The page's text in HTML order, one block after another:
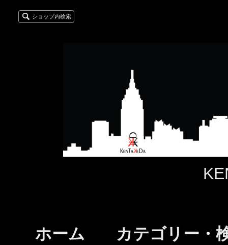
ショップ内検索
ホーム カテゴリー・